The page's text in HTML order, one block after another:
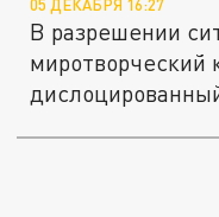
05 ДЕКАБРЯ 16:27
В разрешении
миротворческий